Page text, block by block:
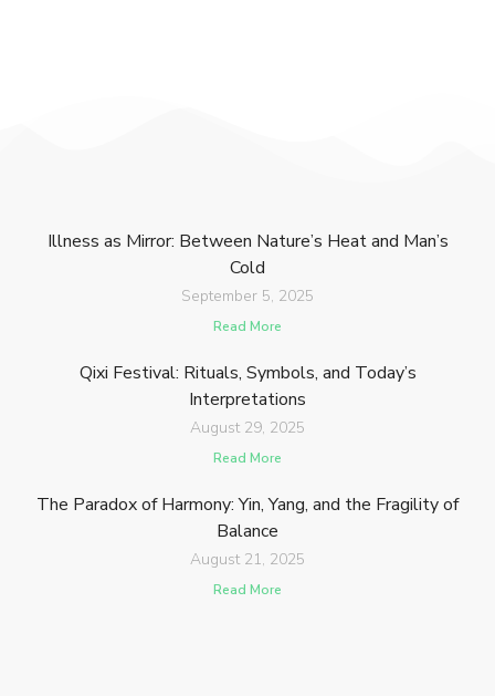
Illness as Mirror: Between Nature’s Heat and Man’s
Cold
September 5, 2025
Read More
Qixi Festival: Rituals, Symbols, and Today’s
Interpretations
August 29, 2025
Read More
The Paradox of Harmony: Yin, Yang, and the Fragility of
Balance
August 21, 2025
Read More